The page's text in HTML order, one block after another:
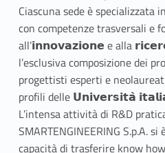
Ciascuna sede è specializzata
con competenze trasversali e
all’𝗶𝗻𝗻𝗼𝘃𝗮𝘇𝗶𝗼𝗻𝗲 e alla
l’esclusiva composizione dei
progettisti esperti e
profili delle 𝗨𝗻𝗶𝘃𝗲𝗿𝘀𝗶𝘁𝗮̀
L’intensa attività di R&D
SMARTENGINEERING S.p.A.
capacità di trasferire know